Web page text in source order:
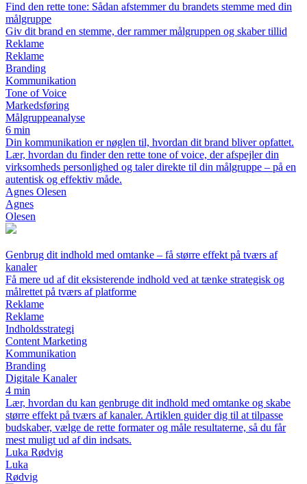
Find den rette tone: Sådan afstemmer du brandets stemme med din
målgruppe
Giv dit brand en stemme, der rammer målgruppen og skaber tillid
Reklame
Reklame
Branding
Kommunikation
Tone of Voice
Markedsføring
Målgruppeanalyse
6 min
Din kommunikation er nøglen til, hvordan dit brand bliver opfattet.
Lær, hvordan du finder den rette tone of voice, der afspejler din
virksomheds personlighed og taler direkte til din målgruppe – på en
autentisk og effektiv måde.
Agnes Olesen
Agnes
Olesen
Genbrug dit indhold med omtanke – få større effekt på tværs af
kanaler
Få mere ud af dit eksisterende indhold ved at tænke strategisk og
målrettet på tværs af platforme
Reklame
Reklame
Indholdsstrategi
Content Marketing
Kommunikation
Branding
Digitale Kanaler
4 min
Lær, hvordan du kan genbruge dit indhold med omtanke og skabe
større effekt på tværs af kanaler. Artiklen guider dig til at tilpasse
budskaber, vælge de rette formater og måle resultaterne, så du får
mest muligt ud af din indsats.
Luka Rødvig
Luka
Rødvig